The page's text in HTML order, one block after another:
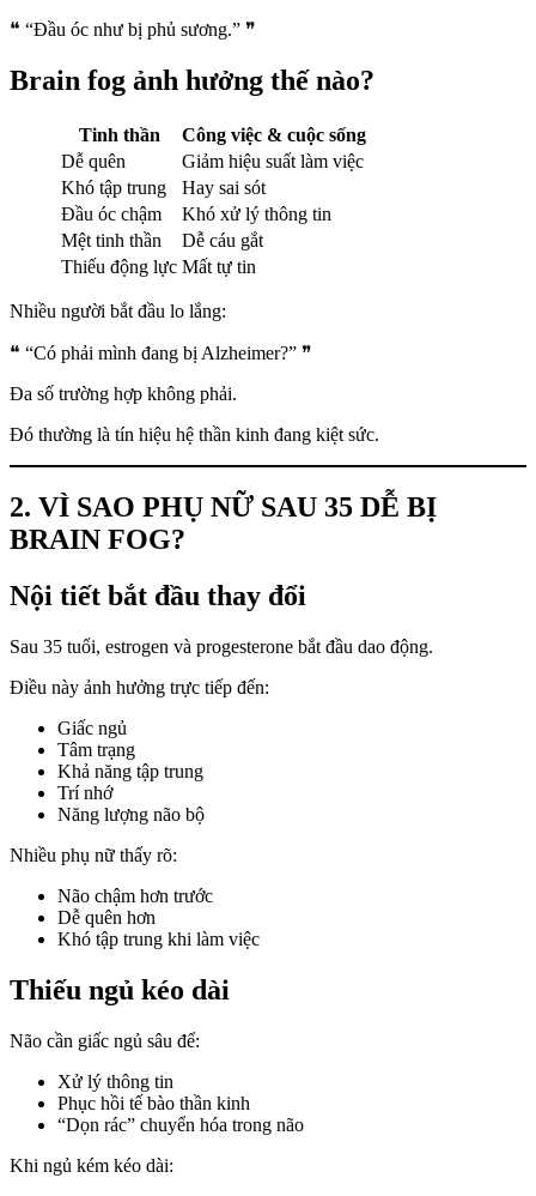
❝ “Đầu óc như bị phủ sương.” ❞
Brain fog ảnh hưởng thế nào?
Tinh thần
Công việc & cuộc sống
Dễ quên
Giảm hiệu suất làm việc
Khó tập trung
Hay sai sót
Đầu óc chậm
Khó xử lý thông tin
Mệt tinh thần
Dễ cáu gắt
Thiếu động lực Mất tự tin
Nhiều người bắt đầu lo lắng:
❝ “Có phải mình đang bị Alzheimer?” ❞
Đa số trường hợp không phải.
Đó thường là tín hiệu hệ thần kinh đang kiệt sức.
2. VÌ SAO PHỤ NỮ SAU 35 DỄ BỊ
BRAIN FOG?
Nội tiết bắt đầu thay đổi
Sau 35 tuổi, estrogen và progesterone bắt đầu dao động.
Điều này ảnh hưởng trực tiếp đến:
Giấc ngủ
Tâm trạng
Khả năng tập trung
Trí nhớ
Năng lượng não bộ
Nhiều phụ nữ thấy rõ:
Não chậm hơn trước
Dễ quên hơn
Khó tập trung khi làm việc
Thiếu ngủ kéo dài
Não cần giấc ngủ sâu để:
Xử lý thông tin
Phục hồi tế bào thần kinh
“Dọn rác” chuyển hóa trong não
Khi ngủ kém kéo dài: